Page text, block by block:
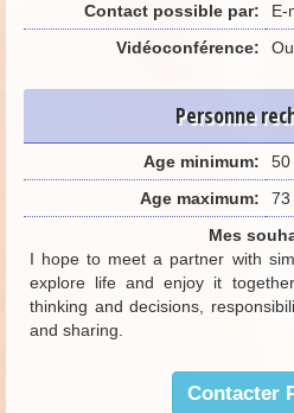
Contact possible par:
E-
Vidéoconférence:
Personne
Age minimum:
50
Age maximum:
73
Mes
I hope to meet a partner with
explore life and enjoy it
thinking and decisions,
and sharing.
Contacter